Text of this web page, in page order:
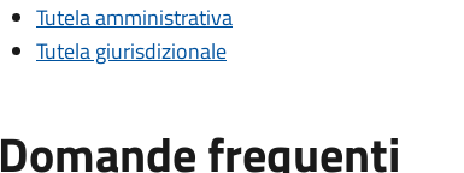
Tutela amministrativa
Tutela giurisdizionale
Domande frequenti